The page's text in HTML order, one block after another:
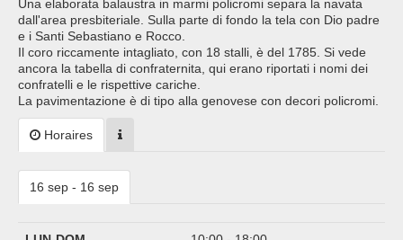
Una elaborata balaustra in marmi policromi separa la navata
dall'area presbiteriale. Sulla parte di fondo la tela con Dio padre
e i Santi Sebastiano e Rocco.
Il coro riccamente intagliato, con 18 stalli, è del 1785. Si vede
ancora la tabella di confraternita, qui erano riportati i nomi dei
confratelli e le rispettive cariche.
La pavimentazione è di tipo alla genovese con decori policromi.
Horaires
16 sep - 16 sep